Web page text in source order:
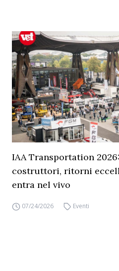
IAA Transportation
costruttori, ritorni
entra nel vivo
07/24/2026 Eventi